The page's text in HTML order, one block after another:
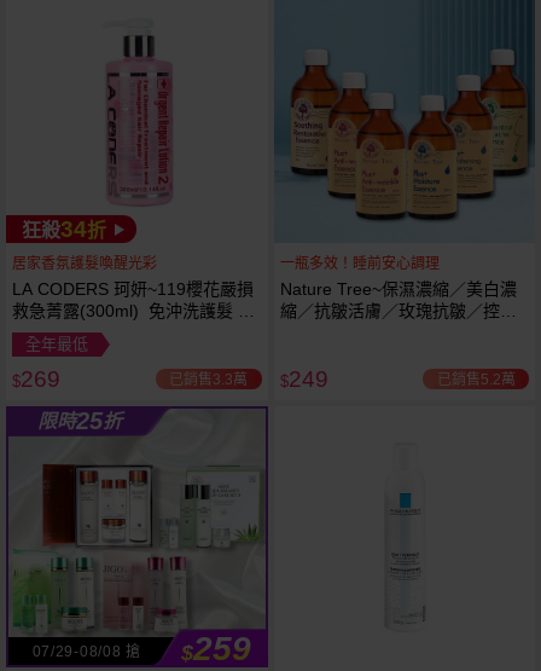
狂殺34折
居家香氛護髮喚醒光彩
LA CODERS 珂妍~119櫻花嚴損
救急菁露(300ml) 免沖洗護髮 蕾
舒法克
全年最低
$269 已銷售3.3萬
一瓶多效！睡前安心調理
Nature Tree~保濕濃縮／美白濃
縮／抗皺活膚／玫瑰抗皺／控油
$249 已銷售5.2萬
限時25折
07/29-08/08 搶 $259